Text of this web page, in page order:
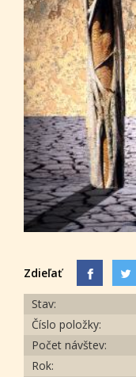
Zdieľať
Stav:
Číslo položky:
Počet návštev:
Rok: